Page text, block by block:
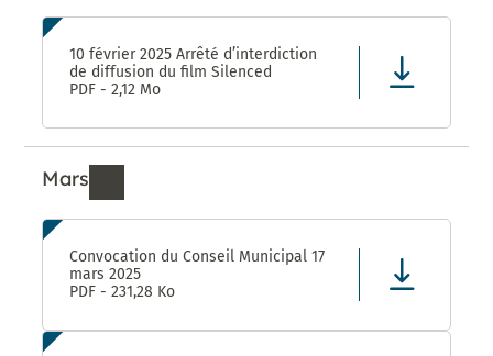
Ressources de Février 2025
10 février 2025 Arrêté d’interdiction
de diffusion du film Silenced
PDF - 2,12 Mo
Mars
Ressources de Mars 2025
Convocation du Conseil Municipal 17
mars 2025
PDF - 231,28 Ko